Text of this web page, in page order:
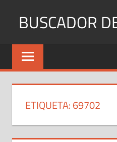
BUSCADOR
Identifica
Números
y
ETIQUETA:69702